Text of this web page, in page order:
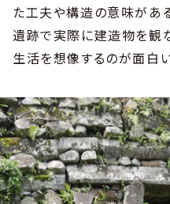
た工夫や構造の意味があ
遺跡で実際に建造物を観
生活を想像するのが面白い